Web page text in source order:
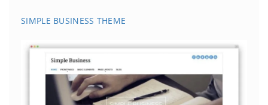
SIMPLE BUSINESS THEME